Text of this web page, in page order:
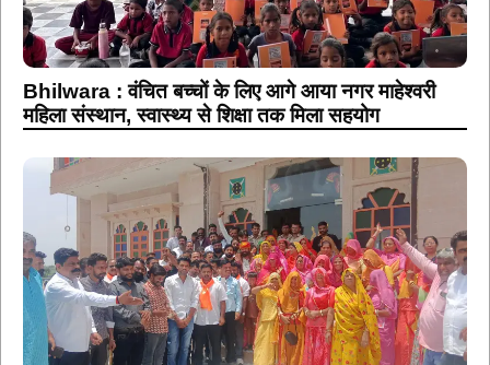
Bhilwara : वंचित बच्चों के लिए आगे आया नगर माहेश्वरी
महिला संस्थान, स्वास्थ्य से शिक्षा तक मिला सहयोग